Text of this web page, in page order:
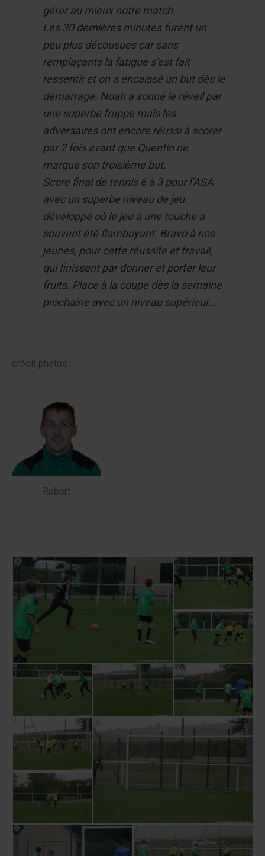
gérer au mieux notre match.
Les 30 dernières minutes furent un
peu plus décousues car sans
remplaçants la fatigue s’est fait
ressentir et on a encaissé un but dès le
démarrage. Noah a sonné le réveil par
une superbe frappe mais les
adversaires ont encore réussi à scorer
par 2 fois avant que Quentin ne
marque son troisième but.
Score final de tennis 6 à 3 pour l’ASA
avec un superbe niveau de jeu
développé où le jeu à une touche a
souvent été flamboyant. Bravo à nos
jeunes, pour cette réussite et travail,
qui finissent par donner et porter leur
fruits. Place à la coupe dès la semaine
prochaine avec un niveau supérieur...
crédit photos :
Robert